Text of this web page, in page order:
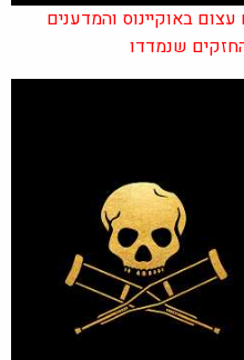
גל מים עצום באוקיינוס והמדענים
שנמדדו